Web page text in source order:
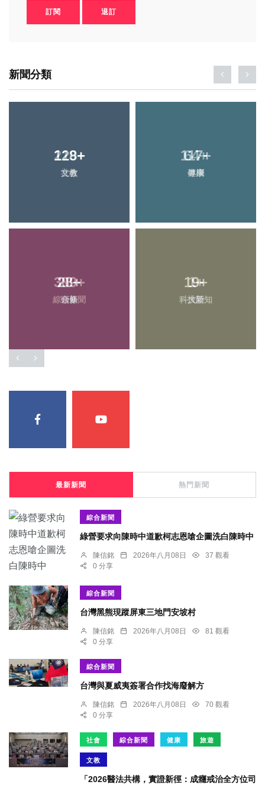
訂閱 退訂
新聞分類
128+
文教
117+
健康
28+
頭條
19+
科技新知
最新新聞 熱門新聞
綜合新聞
綠營要求向陳時中道歉柯志恩嗆企圖洗白陳時中
陳信銘 2026年八月08日
37 觀看
0 分享
綜合新聞
台灣黑熊現蹤屏東三地門安坡村
陳信銘 2026年八月08日
81 觀看
0 分享
綜合新聞
台灣與夏威夷簽署合作找海廢解方
陳信銘 2026年八月08日
70 觀看
0 分享
社會 綜合新聞 健康 旅遊
文教
「2026醫法共構，實證新徑：成癮戒治全方位司